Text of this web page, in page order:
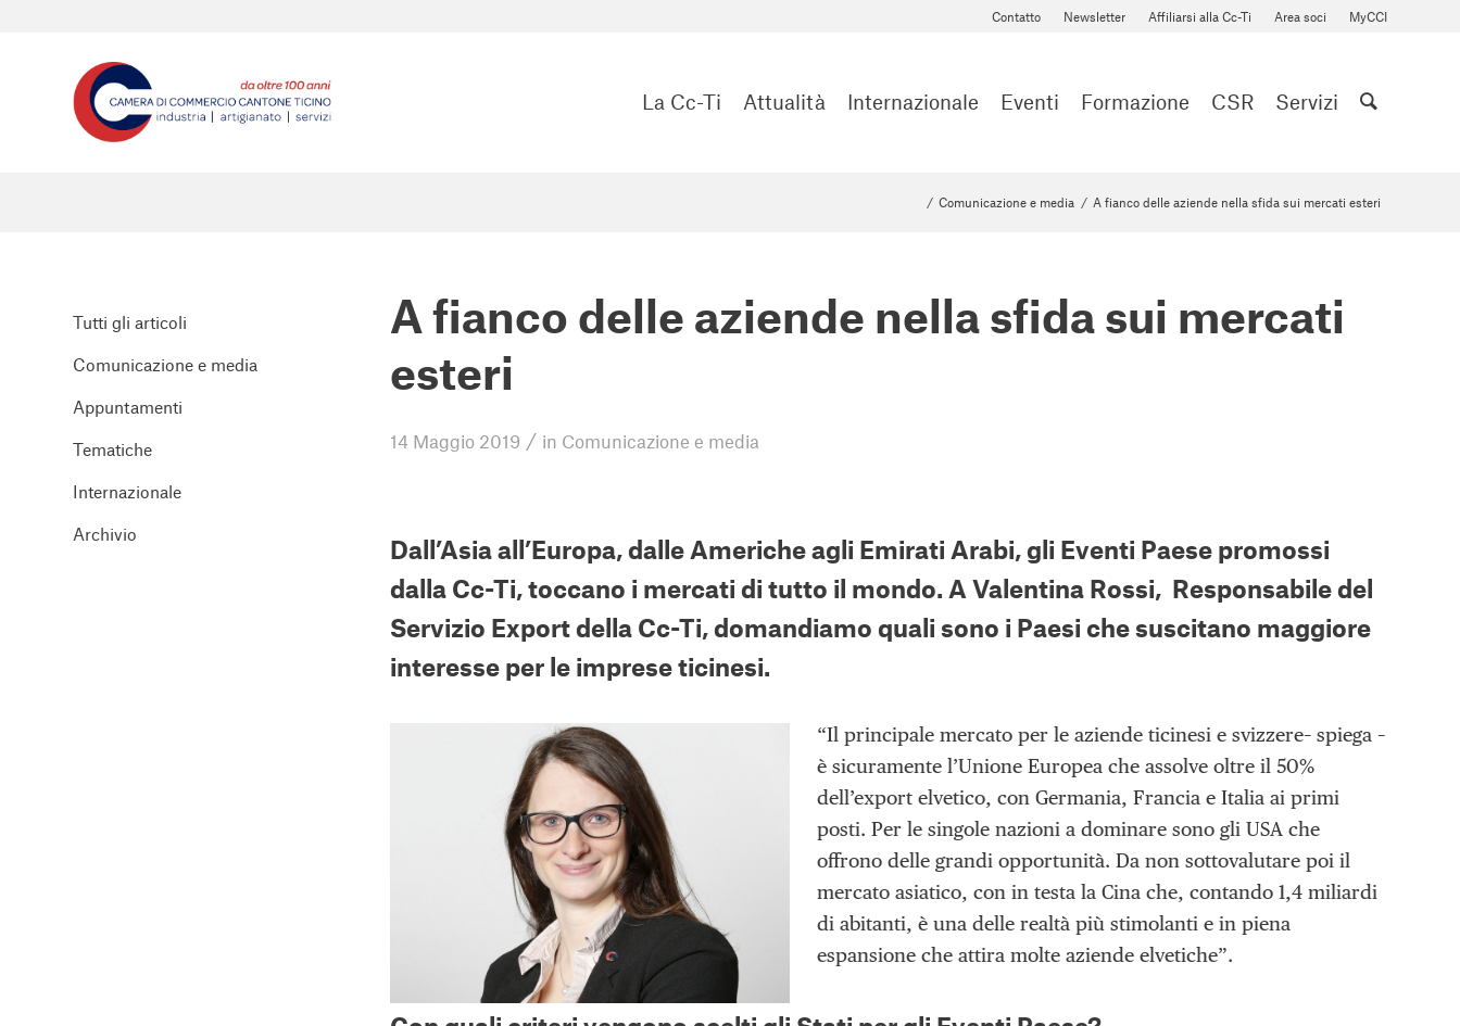
Contatto Newsletter Affiliarsi alla Cc-Ti Area soci MyCCI
La Cc-Ti Attualità Internazionale Eventi Formazione CSR Servizi
/ Comunicazione e media / A fianco delle aziende nella sfida sui mercati esteri
A fianco delle aziende nella sfida sui mercati
esteri
14 Maggio 2019 / in Comunicazione e media
Dall’Asia all’Europa, dalle Americhe agli Emirati Arabi, gli Eventi Paese promossi
dalla Cc-Ti, toccano i mercati di tutto il mondo. A Valentina Rossi, Responsabile del
Servizio Export della Cc-Ti, domandiamo quali sono i Paesi che suscitano maggiore
interesse per le imprese ticinesi.
“Il principale mercato per le aziende ticinesi e svizzere– spiega –
è sicuramente l’Unione Europea che assolve oltre il 50%
dell’export elvetico, con Germania, Francia e Italia ai primi
posti. Per le singole nazioni a dominare sono gli USA che
offrono delle grandi opportunità. Da non sottovalutare poi il
mercato asiatico, con in testa la Cina che, contando 1,4 miliardi
di abitanti, è una delle realtà più stimolanti e in piena
espansione che attira molte aziende elvetiche”.
Tutti gli articoli
Comunicazione e media
Appuntamenti
Tematiche
Internazionale
Archivio